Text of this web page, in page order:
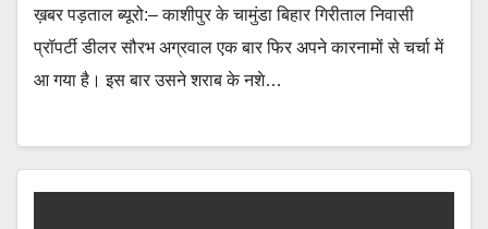
ख़बर पड़ताल ब्यूरो:– काशीपुर के चामुंडा बिहार गिरीताल निवासी
प्रॉपर्टी डीलर सौरभ अग्रवाल एक बार फिर अपने कारनामों से चर्चा में
आ गया है। इस बार उसने शराब के नशे…